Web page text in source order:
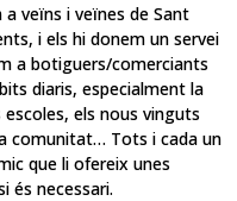
a veïns i veïnes de Sant
i els hi donem un servei
a botiguers/comerciants
diaris, especialment la
els nous vinguts
comunitat… Tots i cada un
que li ofereix unes
és necessari.